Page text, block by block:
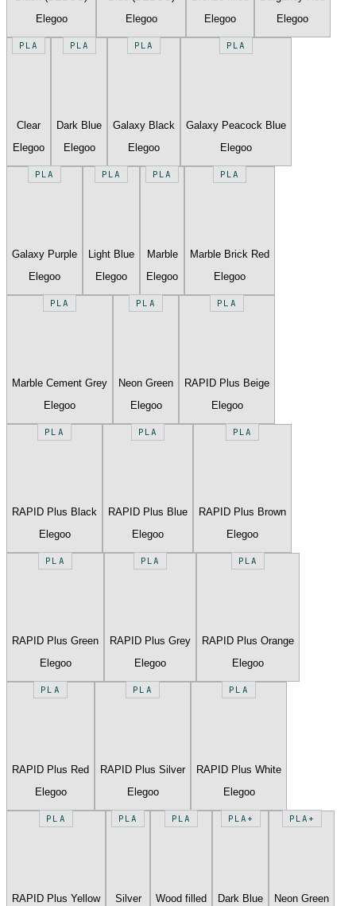
Elegoo
Elegoo
Elegoo
Elegoo
PLA
Clear
Elegoo
PLA
Dark Blue
Elegoo
PLA
Galaxy Black
Elegoo
PLA
Galaxy Peacock Blue
Elegoo
PLA
Galaxy Purple
Elegoo
PLA
Light Blue
Elegoo
PLA
Marble
Elegoo
PLA
Marble Brick Red
Elegoo
PLA
Marble Cement Grey
Elegoo
PLA
Neon Green
Elegoo
PLA
RAPID Plus Beige
Elegoo
PLA
RAPID Plus Black
Elegoo
PLA
RAPID Plus Blue
Elegoo
PLA
RAPID Plus Brown
Elegoo
PLA
RAPID Plus Green
Elegoo
PLA
RAPID Plus Grey
Elegoo
PLA
RAPID Plus Orange
Elegoo
PLA
RAPID Plus Red
Elegoo
PLA
RAPID Plus Silver
Elegoo
PLA
RAPID Plus White
Elegoo
PLA
RAPID Plus Yellow
PLA
Silver
PLA
Wood filled
PLA+
Dark Blue
PLA+
Neon Green